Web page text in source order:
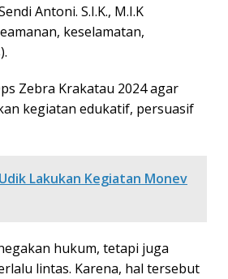
Antoni. S.I.K., M.I.K
keselamatan,
Zebra Krakatau 2024 agar
kegiatan edukatif, persuasif
Lakukan Kegiatan Monev
hukum, tetapi juga
lintas. Karena, hal tersebut